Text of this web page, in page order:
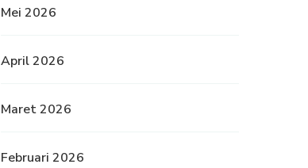
Mei 2026
April 2026
Maret 2026
Februari 2026